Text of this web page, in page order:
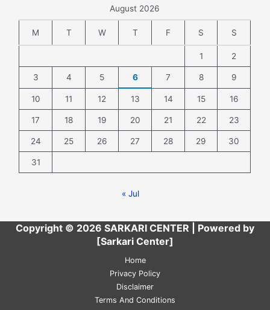
August 2026
M T W T F S S
1 2
3 4 5 6 7 8 9
10 11 12 13 14 15 16
17 18 19 20 21 22 23
24 25 26 27 28 29 30
31
« Jul
Copyright © 2026 SARKARI CENTER | Powered by
[Sarkari Center]
Home
Privacy Policy
Disclaimer
Terms And Conditions